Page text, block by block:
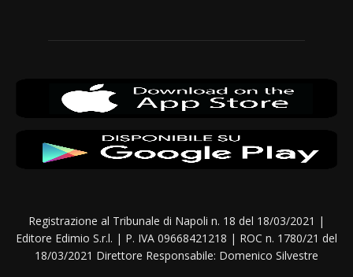
Registrazione al Tribunale di Napoli n. 18 del 18/03/2021 |
Editore Edimio S.r.l. | P. IVA 09668421218 | ROC n. 1780/21 del
18/03/2021 Direttore Responsabile: Domenico Silvestre